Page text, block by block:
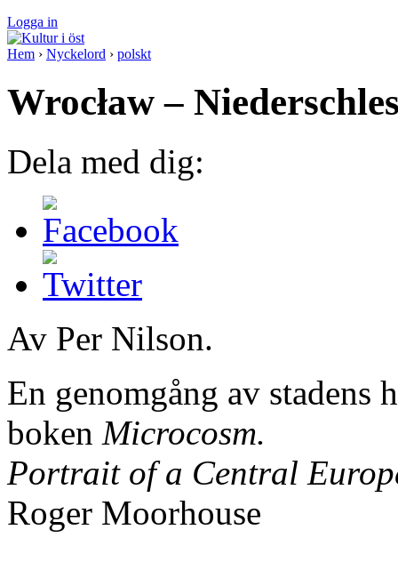
Logga in
Hem › Nyckelord › polskt
Wrocław –
Dela med dig:
Av Per Nilson.
En genomgång av stadens
boken Microcosm.
Portrait of a Central
Roger Moorhouse